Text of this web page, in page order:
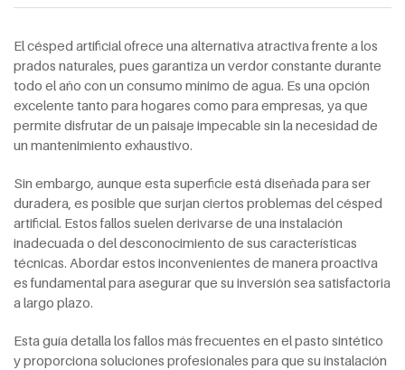
El césped artificial ofrece una alternativa atractiva frente a los
prados naturales, pues garantiza un verdor constante durante
todo el año con un consumo mínimo de agua. Es una opción
excelente tanto para hogares como para empresas, ya que
permite disfrutar de un paisaje impecable sin la necesidad de
un mantenimiento exhaustivo.
Sin embargo, aunque esta superficie está diseñada para ser
duradera, es posible que surjan ciertos problemas del césped
artificial. Estos fallos suelen derivarse de una instalación
inadecuada o del desconocimiento de sus características
técnicas. Abordar estos inconvenientes de manera proactiva
es fundamental para asegurar que su inversión sea satisfactoria
a largo plazo.
Esta guía detalla los fallos más frecuentes en el pasto sintético
y proporciona soluciones profesionales para que su instalación